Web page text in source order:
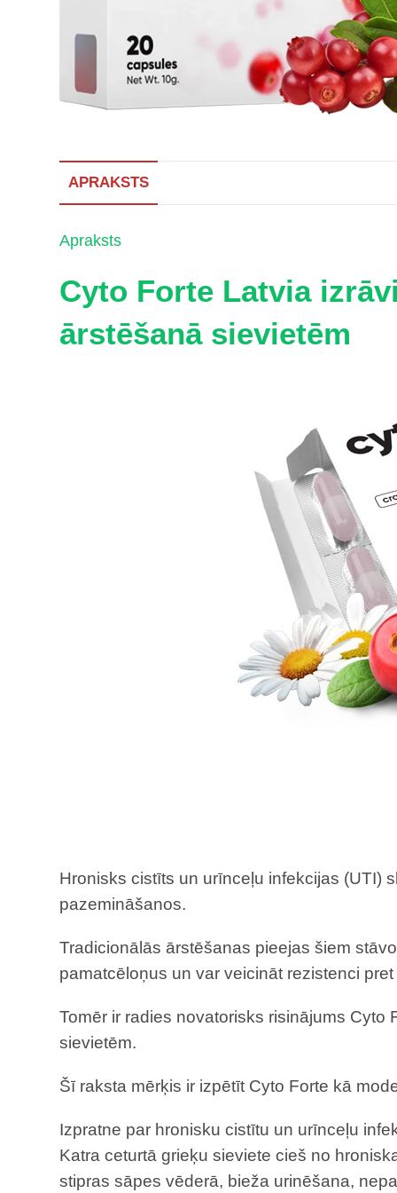
APRAKSTS
Apraksts
Cyto Forte Latvia
ārstēšanā sievietēm
Hronisks cistīts un urīnceļu infekcijas (UTI)
pazemināšanos.
Tradicionālās ārstēšanas pieejas šiem
pamatcēloņus un var veicināt rezistenci
Tomēr ir radies novatorisks risinājums Cyto
sievietēm.
Šī raksta mērķis ir izpētīt Cyto Forte kā
Izpratne par hronisku cistītu un urīnceļu
Katra ceturtā grieķu sieviete cieš no
stipras sāpes vēderā, bieža urinēšana,